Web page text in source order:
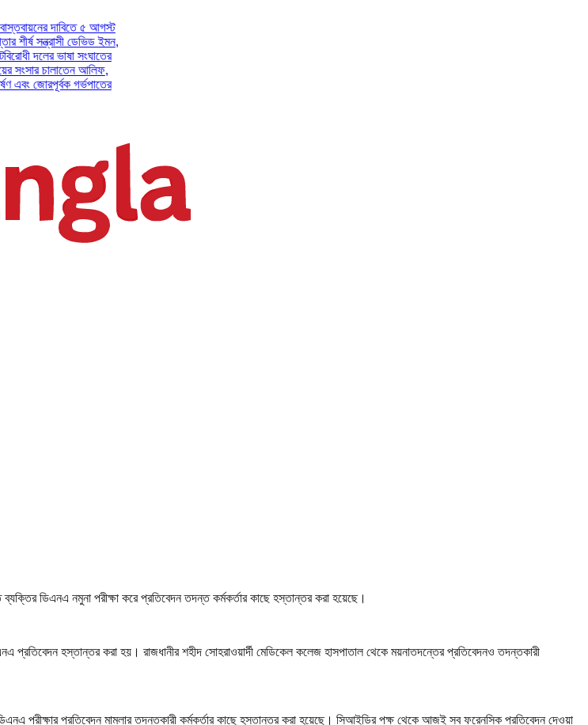
দাবিতে ৫ আগস্ট
সন্ত্রাসী ডেভিড ইমন,
দলের ভাষা সংঘাতের
চালাতেন আলিফ,
জোরপূর্বক গর্ভপাতের
ডিএনএ নমুনা পরীক্ষা করে প্রতিবেদন তদন্ত কর্মকর্তার কাছে হস্তান্তর করা হয়েছে।
হস্তান্তর করা হয়। রাজধানীর শহীদ সোহরাওয়ার্দী মেডিকেল কলেজ হাসপাতাল থেকে ময়নাতদন্তের প্রতিবেদনও তদন্তকারী
পরীক্ষার প্রতিবেদন মামলার তদন্তকারী কর্মকর্তার কাছে হস্তান্তর করা হয়েছে। সিআইডির পক্ষ থেকে আজই সব ফরেনসিক প্রতিবেদন দেওয়া